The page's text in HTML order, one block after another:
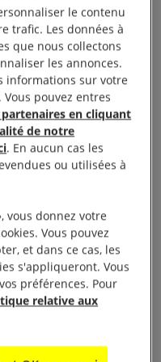
international et
qui assurent
accrues
causés
Rosas,
des
Amnesty
à Gaza : ce qu’il faut
de justice
de justice a rendu le
important
à Gaza était
le contenu
trafic. Les données à
que nous collectons
les annonces.
informations sur votre
pouvez entres
en cliquant
de notre
. En aucun cas les
ou utilisées à
vous donnez votre
Vous pouvez
et dans ce cas, les
s'appliqueront. Vous
préférences. Pour
relative aux